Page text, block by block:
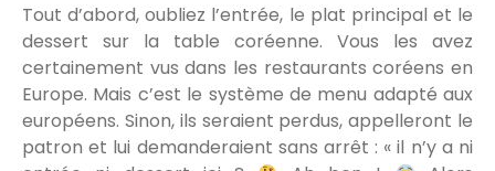
Tout d’abord, oubliez l’entrée, le plat principal et le
dessert sur la table coréenne. Vous les avez
certainement vus dans les restaurants coréens en
Europe. Mais c’est le système de menu adapté aux
européens. Sinon, ils seraient perdus, appelleront le
patron et lui demanderaient sans arrêt : « il n’y a ni